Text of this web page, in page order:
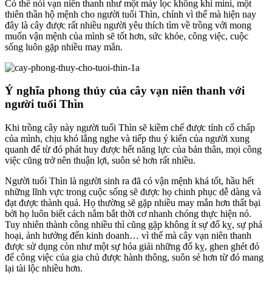
Có thể nói vạn niên thanh như một máy lọc không khí mini, một
thiên thần hộ mệnh cho người tuổi Thìn, chính vì thế mà hiện nay
đây là cây được rất nhiều người yêu thích tìm về trồng với mong
muốn vận mệnh của mình sẽ tốt hơn, sức khỏe, công việc, cuộc
sống luôn gặp nhiều may mắn.
Ý nghĩa phong thủy của cây vạn niên thanh với
người tuổi Thìn
Khi trồng cây này người tuổi Thìn sẽ kiềm chế được tính cố chấp
của mình, chịu khó lắng nghe và tiếp thu ý kiến của người xung
quanh để từ đó phát huy được hết năng lực của bản thân, mọi công
việc cũng trở nên thuận lợi, suôn sẻ hơn rất nhiều.
Người tuổi Thìn là người sinh ra đã có vận mệnh khá tốt, hầu hết
những lĩnh vực trong cuộc sống sẽ được họ chinh phục dễ dàng và
đạt được thành quả. Họ thường sẽ gặp nhiều may mắn hơn thất bại
bởi họ luôn biết cách nắm bắt thời cơ nhanh chóng thực hiện nó.
Tuy nhiên thành công nhiều thì cũng gặp không ít sự đố kỵ, sự phá
hoại, ảnh hưởng đến kinh doanh… vì thế mà cây vạn niên thanh
được sử dụng còn như một sự hóa giải những đố kỵ, ghen ghét đó
để công việc của gia chủ được hành thông, suôn sẻ hơn từ đó mang
lại tài lộc nhiều hơn.